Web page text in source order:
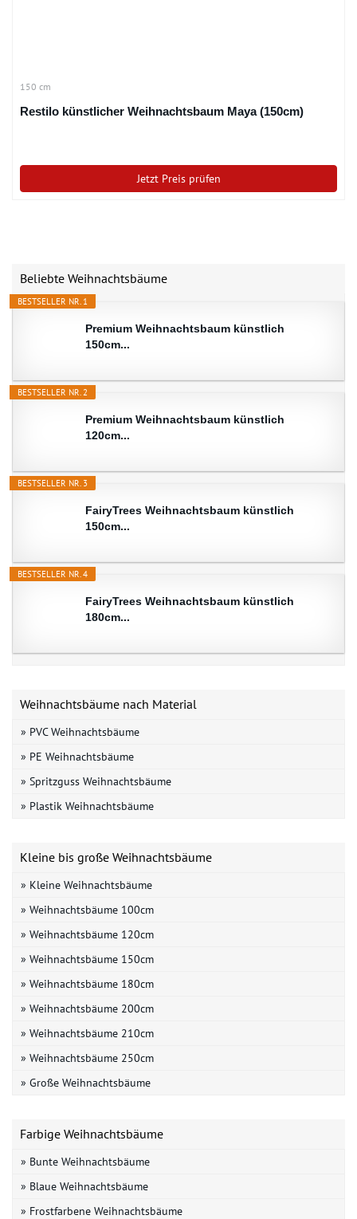
150 cm
Restilo künstlicher Weihnachtsbaum Maya (150cm)
Jetzt Preis prüfen
Beliebte Weihnachtsbäume
BESTSELLER NR. 1
Premium Weihnachtsbaum künstlich
150cm...
BESTSELLER NR. 2
Premium Weihnachtsbaum künstlich
120cm...
BESTSELLER NR. 3
FairyTrees Weihnachtsbaum künstlich
150cm...
BESTSELLER NR. 4
FairyTrees Weihnachtsbaum künstlich
180cm...
Weihnachtsbäume nach Material
» PVC Weihnachtsbäume
» PE Weihnachtsbäume
» Spritzguss Weihnachtsbäume
» Plastik Weihnachtsbäume
Kleine bis große Weihnachtsbäume
» Kleine Weihnachtsbäume
» Weihnachtsbäume 100cm
» Weihnachtsbäume 120cm
» Weihnachtsbäume 150cm
» Weihnachtsbäume 180cm
» Weihnachtsbäume 200cm
» Weihnachtsbäume 210cm
» Weihnachtsbäume 250cm
» Große Weihnachtsbäume
Farbige Weihnachtsbäume
» Bunte Weihnachtsbäume
» Blaue Weihnachtsbäume
» Frostfarbene Weihnachtsbäume